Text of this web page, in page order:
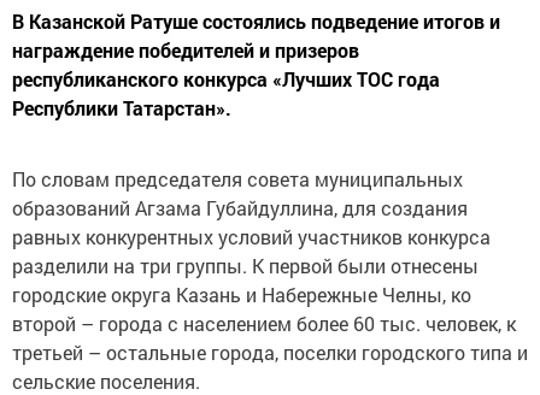
В Казанской Ратуше состоялись подведение итогов и
награждение победителей и призеров
республиканского конкурса «Лучших ТОС года
Республики Татарстан».
По словам председателя совета муниципальных
образований Агзама Губайдуллина, для создания
равных конкурентных условий участников конкурса
разделили на три группы. К первой были отнесены
городские округа Казань и Набережные Челны, ко
второй – города с населением более 60 тыс. человек, к
третьей – остальные города, поселки городского типа и
сельские поселения.